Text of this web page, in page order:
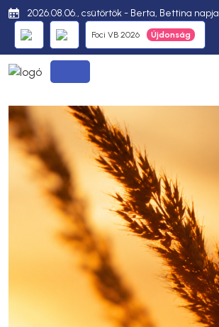
2026.08.06., csütörtök - Berta, Bettina napja
Foci VB 2026